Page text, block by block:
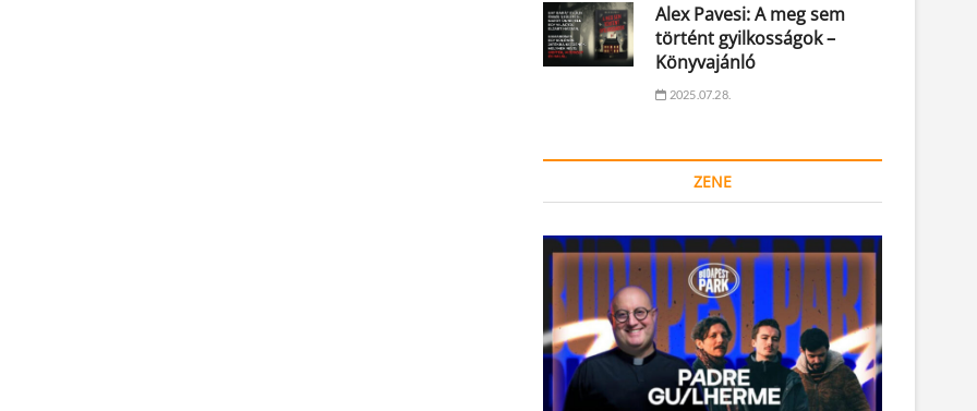
Alex Pavesi: A meg sem
történt gyilkosságok –
Könyvajánló
2025.07.28.
ZENE